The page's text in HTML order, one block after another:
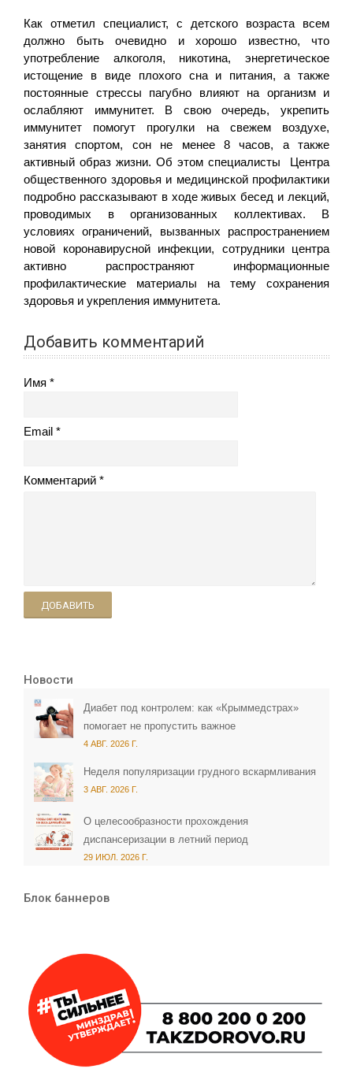
Как отметил специалист, с детского возраста всем
должно быть очевидно и хорошо известно, что
употребление алкоголя, никотина, энергетическое
истощение в виде плохого сна и питания, а также
постоянные стрессы пагубно влияют на организм и
ослабляют иммунитет. В свою очередь, укрепить
иммунитет помогут прогулки на свежем воздухе,
занятия спортом, сон не менее 8 часов, а также
активный образ жизни. Об этом специалисты Центра
общественного здоровья и медицинской профилактики
подробно рассказывают в ходе живых бесед и лекций,
проводимых в организованных коллективах. В
условиях ограничений, вызванных распространением
новой коронавирусной инфекции, сотрудники центра
активно распространяют информационные
профилактические материалы на тему сохранения
здоровья и укрепления иммунитета.
Добавить комментарий
Имя
Email
Комментарий
ДОБАВИТЬ
Новости
Диабет под контролем: как «Крыммедстрах»
помогает не пропустить важное
4 АВГ. 2026 Г.
Неделя популяризации грудного вскармливания
3 АВГ. 2026 Г.
О целесообразности прохождения
диспансеризации в летний период
29 ИЮЛ. 2026 Г.
Блок баннеров